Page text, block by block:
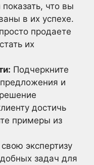
что вы
в их успехе.
продаете
их
Подчеркните
и
достичь
примеры из
экспертизу
задач для